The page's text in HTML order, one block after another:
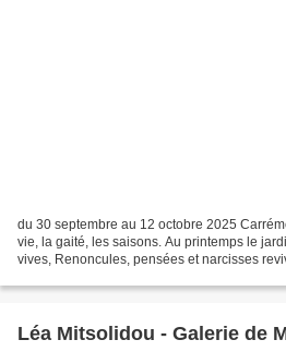
du 30 septembre au 12 octobre 2025
vie, la gaité, les saisons. Au printemps le
vives, Renoncules, pensées et narcisses
Léa Mitsolidou - Galerie de